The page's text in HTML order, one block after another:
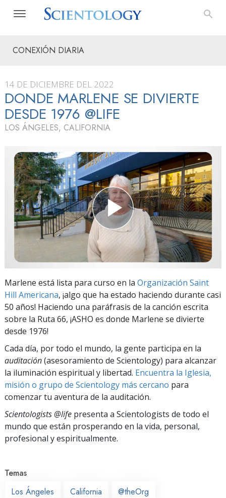
CONEXIÓN DIARIA
14 DE DICIEMBRE DEL 2022
DONDE MARLENE SE DIVIERTE
DESDE 1976 @LIFE
LOS ÁNGELES, CALIFORNIA
Marlene está lista para curso en la Organización Saint
Hill Americana, ¡algo que ha estado haciendo durante casi
50 años! Haciendo una paráfrasis de la canción escrita
sobre la Ruta 66, ¡ASHO es donde Marlene se divierte
desde 1976!
Cada día, por todo el mundo, la gente participa en la
auditación(asesoramiento de Scientology) para alcanzar
la iluminación espiritual y libertad. Encuentra la Iglesia,
misión o grupo de Scientology más cercano para
comenzar tu aventura de la auditación.
Scientologists @life presenta a Scientologists de todo el
mundo que están prosperando en la vida, personal,
profesional y espiritualmente.
Temas
Los Ángeles
California @theOrg